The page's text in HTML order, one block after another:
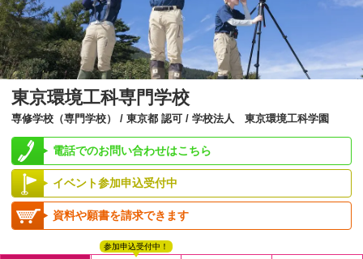
東京環境工科専門学校
専修学校（専門学校） / 東京都 認可 / 学校法人 東京環境工科学園
電話でのお問い合わせはこちら
イベント参加申込受付中
資料や願書を請求できます
参加申込受付中！